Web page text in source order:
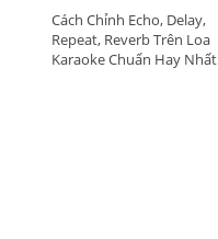
Cách Chỉnh Echo, Delay,
Repeat, Reverb Trên Loa
Karaoke Chuẩn Hay Nhất